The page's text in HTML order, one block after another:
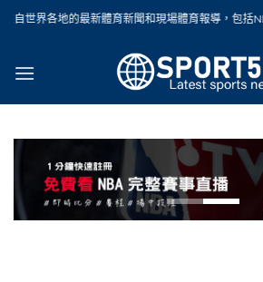
Skip
最新體育新聞和現場體育報導，包括NBA、MLB、